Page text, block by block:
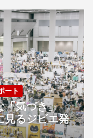
ート
「気づき」
るジビエ発